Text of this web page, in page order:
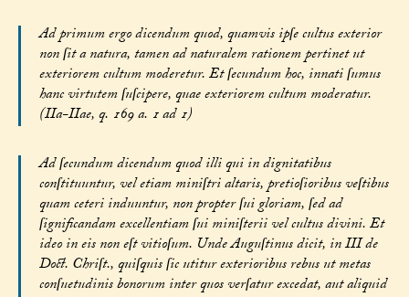
Ad primum ergo dicendum quod, quamvis ipſe cultus exterior
non ſit a natura, tamen ad naturalem rationem pertinet ut
exteriorem cultum moderetur. Et ſecundum hoc, innati ſumus
hanc virtutem ſuſcipere, quae exteriorem cultum moderatur.
(IIa-IIae, q. 169 a. 1 ad 1)
Ad ſecundum dicendum quod illi qui in dignitatibus
conſtituuntur, vel etiam miniſtri altaris, pretioſioribus veſtibus
quam ceteri induuntur, non propter ſui gloriam, ſed ad
ſignificandam excellentiam ſui miniſterii vel cultus divini. Et
ideo in eis non eſt vitioſum. Unde Auguſtinus dicit, in III de
Doct. Chriſt., quiſquis ſic utitur exterioribus rebus ut metas
conſuetudinis bonorum inter quos verſatur excedat, aut aliquid